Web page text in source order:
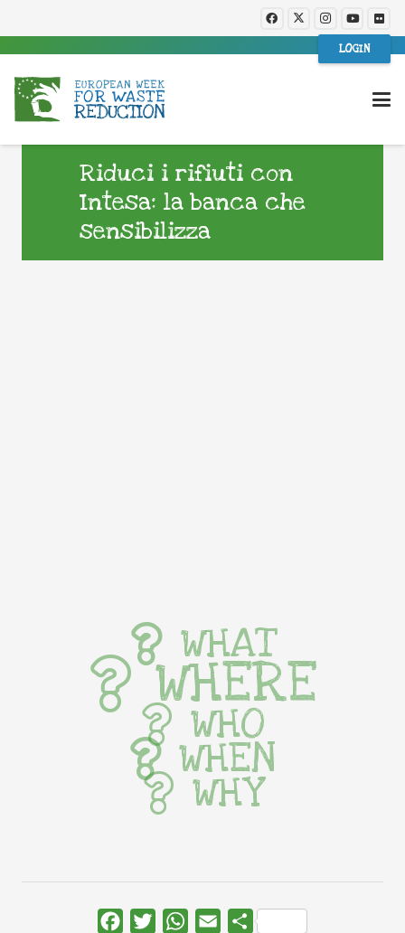
LOGIN
Riduci i rifiuti con
Intesa: la banca che
sensibilizza
WHAT
WHERE
WHO
WHEN
WHY
FacebookTwitterWhatsApp
Email Share